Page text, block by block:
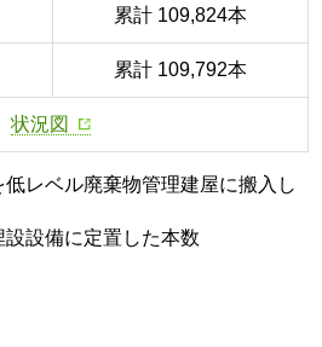
累計 109,824本
累計 109,792本
状況図
レベル廃棄物管理建屋に搬入し
設備に定置した本数